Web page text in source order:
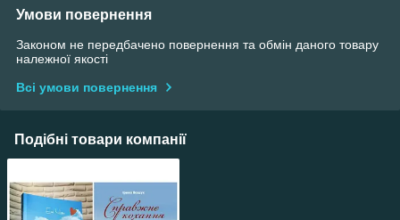
Умови повернення
Законом не передбачено повернення та обмін даного товару
належної якості
Всі умови повернення
Подібні товари компанії